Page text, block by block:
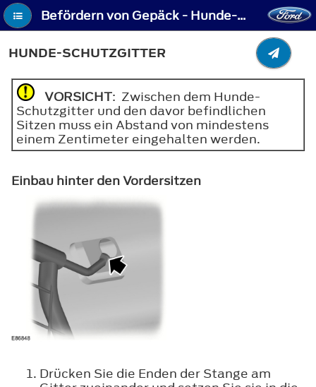
Befördern von Gepäck - Hunde-Schutzgitter
HUNDE-SCHUTZGITTER
VORSICHT: Zwischen dem Hunde-
Schutzgitter und den davor befindlichen
Sitzen muss ein Abstand von mindestens
einem Zentimeter eingehalten werden.
Einbau hinter den Vordersitzen
Drücken Sie die Enden der Stange am